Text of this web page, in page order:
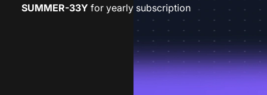
SUMMER-33Y for yearly subscription